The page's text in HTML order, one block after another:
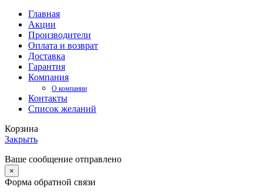
Главная
Акции
Производители
Оплата и возврат
Доставка
Гарантия
Компания
О компании
Контакты
Список желаний
Корзина
Закрыть
Ваше сообщение отправлено
×
Форма обратной связи